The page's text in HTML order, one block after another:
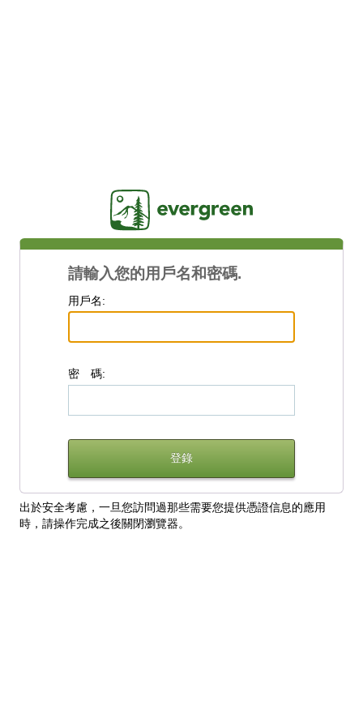
請輸入您的用戶名和密碼.
用戶名:
密 碼:
出於安全考慮，一旦您訪問過那些需要您提供憑證信息的應用
時，請操作完成之後關閉瀏覽器。